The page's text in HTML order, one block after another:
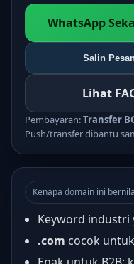
WhatsApp
Salin
Lihat
Pembayaran:Transfer
Push/transfer dibantu
Kenapa domain ini
Keyword industri
.com cocok